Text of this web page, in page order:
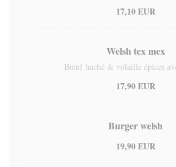
17,10 EUR
Welsh tex mex
Bœuf haché & volaille épices
17,90 EUR
Burger welsh
19,90 EUR